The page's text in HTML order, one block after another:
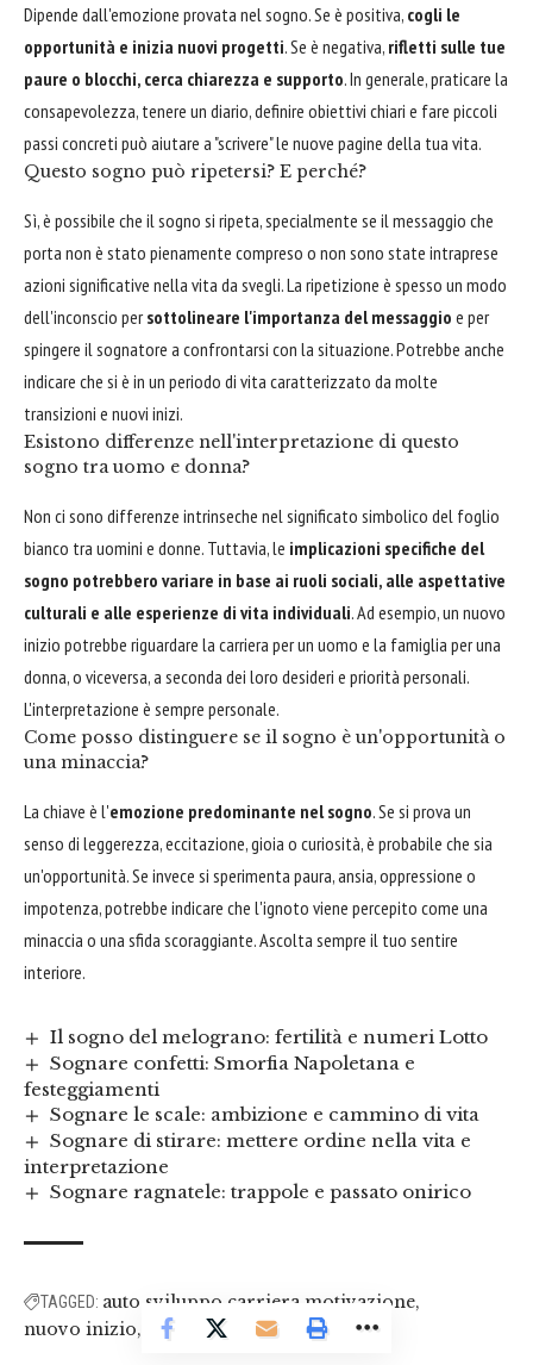
Dipende dall'emozione provata nel sogno. Se è positiva, cogli le
opportunità e inizia nuovi progetti. Se è negativa, rifletti sulle tue
paure o blocchi, cerca chiarezza e supporto. In generale, praticare la
consapevolezza, tenere un diario, definire obiettivi chiari e fare piccoli
passi concreti può aiutare a "scrivere" le nuove pagine della tua vita.
Questo sogno può ripetersi? E perché?
Sì, è possibile che il sogno si ripeta, specialmente se il messaggio che
porta non è stato pienamente compreso o non sono state intraprese
azioni significative nella vita da svegli. La ripetizione è spesso un modo
dell'inconscio persottolineare l'importanza del messaggio e per
spingere il sognatore a confrontarsi con la situazione. Potrebbe anche
indicare che si è in un periodo di vita caratterizzato da molte
transizioni e nuovi inizi.
Esistono differenze nell'interpretazione di questo
sogno tra uomo e donna?
Non ci sono differenze intrinseche nel significato simbolico del foglio
bianco tra uomini e donne. Tuttavia, le implicazioni specifiche del
sogno potrebbero variare in base ai ruoli sociali, alle aspettative
culturali e alle esperienze di vita individuali. Ad esempio, un nuovo
inizio potrebbe riguardare la carriera per un uomo e la famiglia per una
donna, o viceversa, a seconda dei loro desideri e priorità personali.
L'interpretazione è sempre personale.
Come posso distinguere se il sogno è un'opportunità o
una minaccia?
La chiave è l'emozione predominante nel sogno. Se si prova un
senso di leggerezza, eccitazione, gioia o curiosità, è probabile che sia
un'opportunità. Se invece si sperimenta paura, ansia, oppressione o
impotenza, potrebbe indicare che l'ignoto viene percepito come una
minaccia o una sfida scoraggiante. Ascolta sempre il tuo sentire
interiore.
Il sogno del melograno: fertilità e numeri Lotto
Sognare confetti: Smorfia Napoletana e
festeggiamenti
Sognare le scale: ambizione e cammino di vita
Sognare di stirare: mettere ordine nella vita e
interpretazione
Sognare ragnatele: trappole e passato onirico
TAGGED: auto sviluppo carriera motivazione
nuovo inizio
sogno